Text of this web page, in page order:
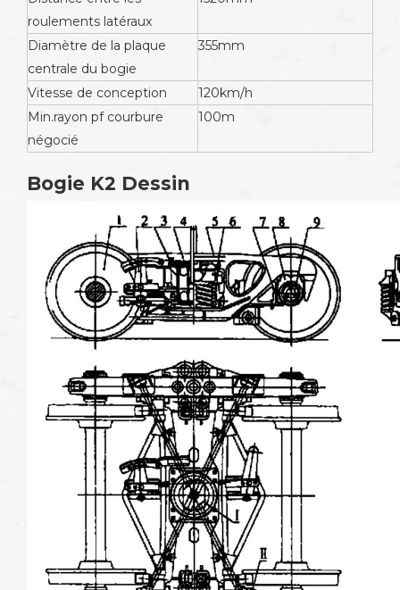
roulements latéraux
Diamètre de la plaque
centrale du bogie
355mm
Vitesse de conception
120km/h
Min.rayon pf courbure
négocié
100m
Bogie K2 Dessin